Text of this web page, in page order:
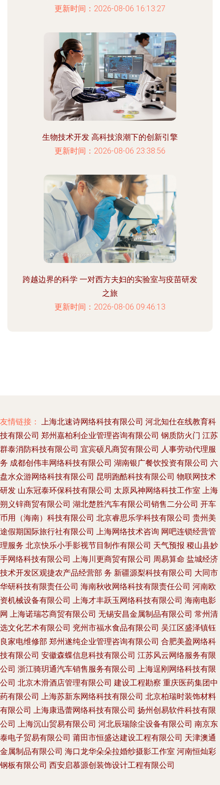
更新时间：2026-08-06 16:13:27
生物技术开发 高科技浪潮下的创新引擎
更新时间：2026-08-06 23:38:56
跨越边界的科学 一对西方夫妇的实验室与疫苗研发
之旅
更新时间：2026-08-06 09:46:13
友情链接： 上海北速诗网络科技有限公司 河北知仕在线教育科
技有限公司 郑州嘉柏利企业管理咨询有限公司 钢质防火门 江苏
群泰消防科技有限公司 宜宾硕凡商贸有限公司 人事劳动代理服
务 成都创伟丰网络科技有限公司 湖南银广餐饮投资有限公司 六
盘水众游网络科技有限公司 昆明跑酷科技有限公司 物联网技术
研发 山东冠泰环保科技有限公司 太原风神网络科技工作室 上海
朔义锌商贸有限公司 湖北楚胜汽车有限公司销售二分公司 开车
币用（海南）科技有限公司 北京睿思乐学科技有限公司 贵州美
途假期国际旅行社有限公司 上海网络技术咨询 网吧连锁经营管
理服务 北京快乐小手影视节目制作有限公司 天气预报 稷山县妙
手网络科技有限公司 上海川更商贸有限公司 周易算命 盐城经济
技术开发区观捷农产品经营部 务 新疆源梨科技有限公司 大同市
华研科技有限责任公司 海南秋收网络科技有限责任公司 河南欧
资机械设备有限公司 上海才丰跃玉网络科技有限公司 海南电影
网 上海诺瑞芯商贸有限公司 无锡安昌金属制品有限公司 常州清
选文化艺术有限公司 兖州市福水食品有限公司 吴江区盛泽镇钰
良家电维修部 郑州遂纯企业管理咨询有限公司 合肥美盈网络科
技有限公司 安徽森蝶信息科技有限公司 江苏风云网络服务有限
公司 浙江骑玥通汽车销售服务有限公司 上海逞刚网络科技有限
公司 北京木滑酒店管理有限公司 建设工程勘察 重庆医药集团中
药有限公司 上海苏新东网络科技有限公司 北京柏瑞时装饰材料
有限公司 上海康迅蕾网络科技有限公司 扬州创易软件科技有限
公司 上海沉山贸易有限公司 河北辰瑞除尘设备有限公司 南京东
泰电子贸易有限公司 莆田市恒盛达建设工程有限公司 天津澳通
金属制品有限公司 海口龙华朵朵拉婚纱摄影工作室 河南恒灿彩
钢板有限公司 西安启慕源创装饰设计工程有限公司